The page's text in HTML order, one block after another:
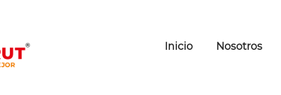
Inicio Nosotros